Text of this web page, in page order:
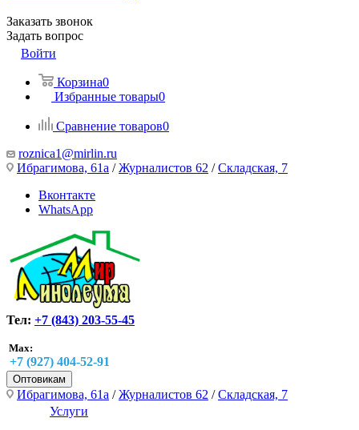
Заказать звонок
Задать вопрос
Войти
Корзина0
Избранные товары0
Сравнение товаров0
roznica1@mirlin.ru
Ибрагимова, 61а /Журналистов 62 /Складская, 7
Вконтакте
WhatsApp
Тел: +7 (843) 203-55-45
Max:
+7 (927) 404-52-91
Оптовикам
Ибрагимова, 61а /Журналистов 62 /Складская, 7
Услуги